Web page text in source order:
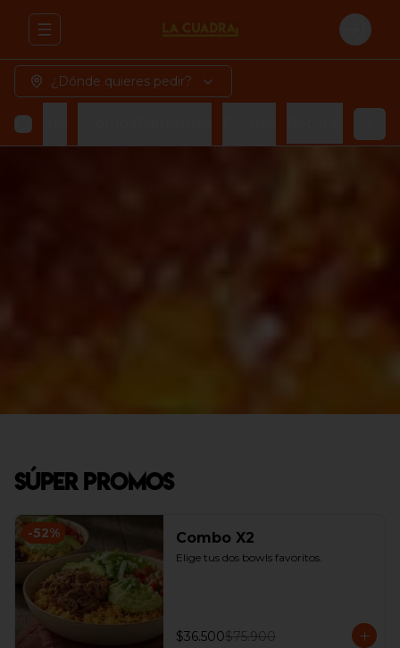
Abrir menu de navegación Login
¿Dónde quieres pedir?
Súper Promos
-52% Combo X2
Elige tus dos bowls favoritos.
$36.500$75.900